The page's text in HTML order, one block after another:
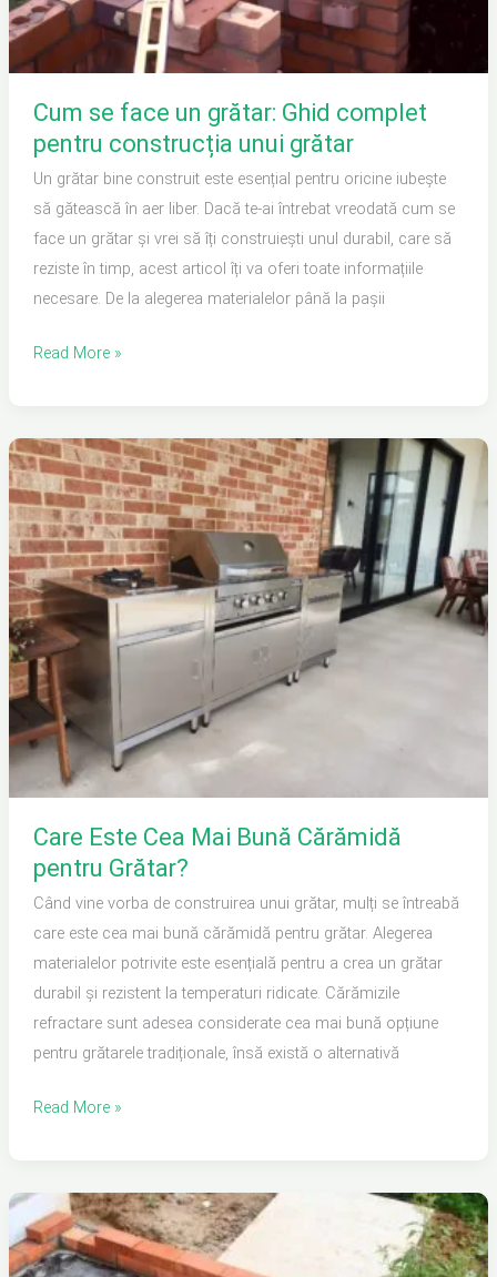
Cum se face un grătar: Ghid complet
pentru construcția unui grătar
Un grătar bine construit este esențial pentru oricine iubește
să gătească în aer liber. Dacă te-ai întrebat vreodată cum se
face un grătar și vrei să îți construiești unul durabil, care să
reziste în timp, acest articol îți va oferi toate informațiile
necesare. De la alegerea materialelor până la pașii
construcția
unui
grătar
Read More »
Care Este Cea Mai Bună Cărămidă
pentru Grătar?
Când vine vorba de construirea unui grătar, mulți se întreabă
care este cea mai bună cărămidă pentru grătar. Alegerea
materialelor potrivite este esențială pentru a crea un grătar
durabil și rezistent la temperaturi ridicate. Cărămizile
refractare sunt adesea considerate cea mai bună opțiune
pentru grătarele tradiționale, însă există o alternativă
Care
Este
Cea
Mai
Bună
Cărămidă
pentru
Grătar?
Read More »
Cum
și
Cu